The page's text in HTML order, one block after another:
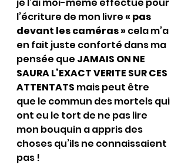
l’écriture de mon livre « pas
devant les caméras » cela m’a
en fait juste conforté dans ma
pensée que JAMAIS ON NE
SAURA L’EXACT VERITE SUR CES
ATTENTATS mais peut être
que le commun des mortels qui
ont eu le tort de ne pas lire
mon bouquin a appris des
choses qu’ils ne connaissaient
pas !